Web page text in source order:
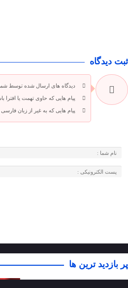
ثبت دیدگاه
دیدگاه های ارسال شده توسط
پیام هایی که حاوی تهمت یا افترا
پیام هایی که به غیر از زبان
پر بازدید ترین ها